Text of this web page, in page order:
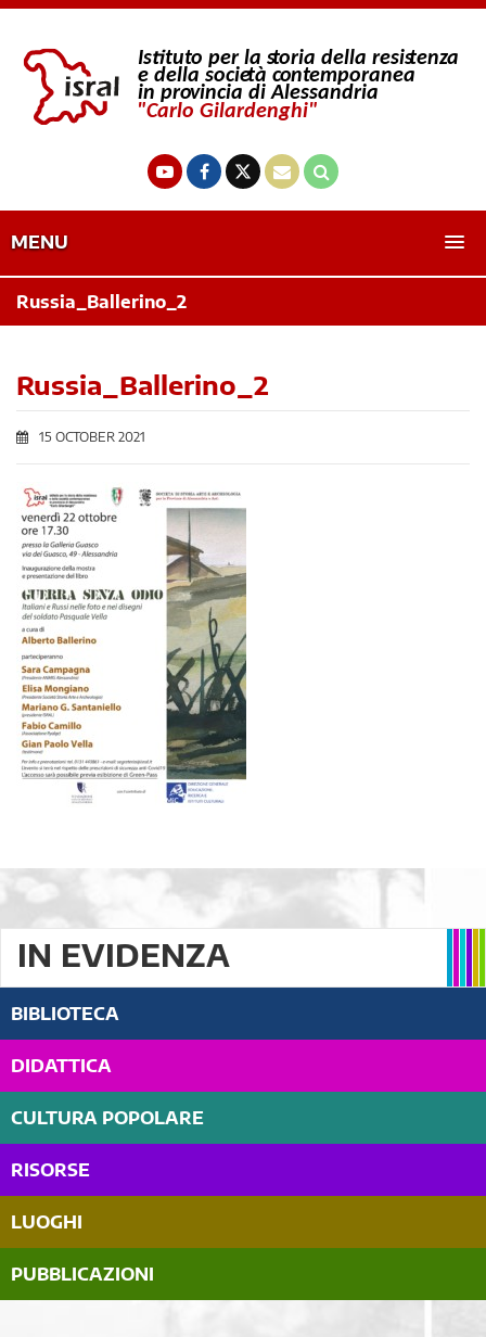
MENU
Russia_Ballerino_2
Russia_Ballerino_2
15 OCTOBER 2021
IN EVIDENZA
BIBLIOTECA
DIDATTICA
CULTURA POPOLARE
RISORSE
LUOGHI
PUBBLICAZIONI